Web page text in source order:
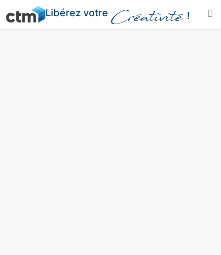
Libérez votre Créativité !